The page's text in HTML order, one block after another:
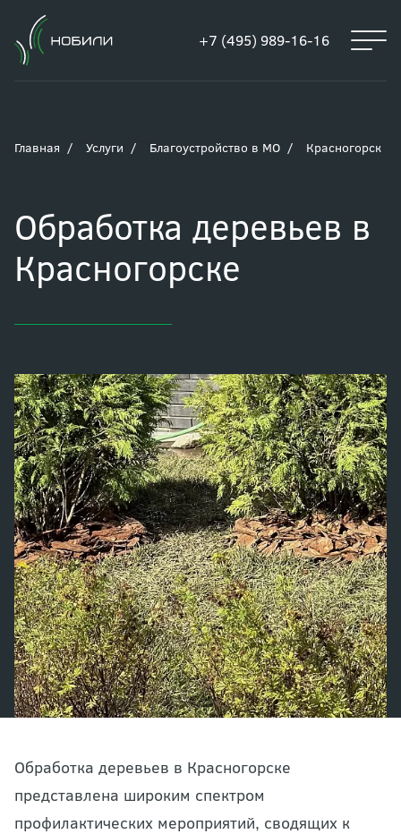
+7 (495) 989-16-16
Главная Услуги Благоустройство в МО Красногорск
Обработка деревьев в
Красногорске
Обработка деревьев в Красногорске
представлена широким спектром
профилактических мероприятий, сводящих к